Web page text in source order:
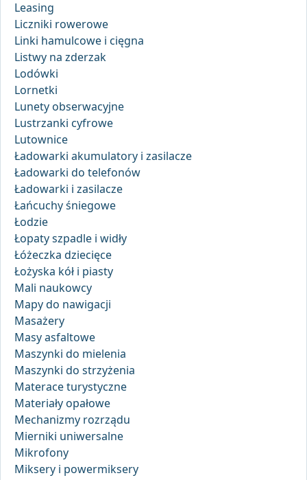
Leasing
Liczniki rowerowe
Linki hamulcowe i cięgna
Listwy na zderzak
Lodówki
Lornetki
Lunety obserwacyjne
Lustrzanki cyfrowe
Lutownice
Ładowarki akumulatory i zasilacze
Ładowarki do telefonów
Ładowarki i zasilacze
Łańcuchy śniegowe
Łodzie
Łopaty szpadle i widły
Łóżeczka dziecięce
Łożyska kół i piasty
Mali naukowcy
Mapy do nawigacji
Masażery
Masy asfaltowe
Maszynki do mielenia
Maszynki do strzyżenia
Materace turystyczne
Materiały opałowe
Mechanizmy rozrządu
Mierniki uniwersalne
Mikrofony
Miksery i powermiksery